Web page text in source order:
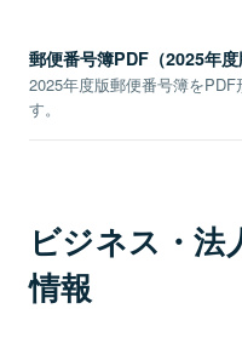
郵便番号簿PDF（2025年度
2025年度版郵便番号簿を
す。
ビジネス・法
情報